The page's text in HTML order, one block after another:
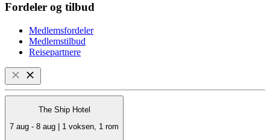
Fordeler og tilbud
Medlemsfordeler
Medlemstilbud
Reisepartnere
The Ship Hotel
7 aug - 8 aug | 1 voksen, 1 rom